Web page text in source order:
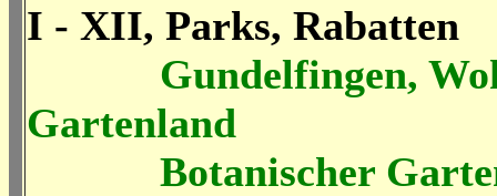
I - XII, Parks, Rabatten
Gundelfingen,
Gartenland
Botanischer